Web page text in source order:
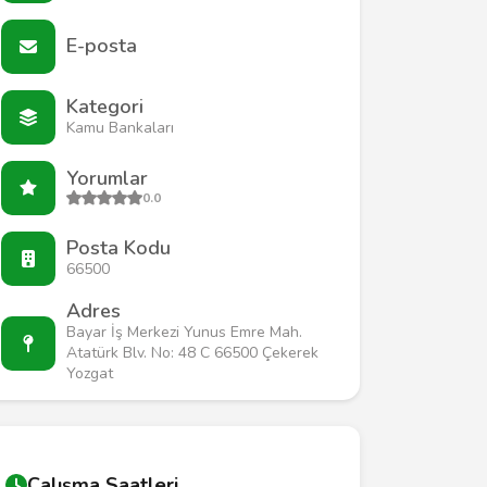
E-posta
Kategori
Kamu Bankaları
Yorumlar
0.0
Posta Kodu
66500
Adres
Bayar İş Merkezi Yunus Emre Mah.
Atatürk Blv. No: 48 C 66500 Çekerek
Yozgat